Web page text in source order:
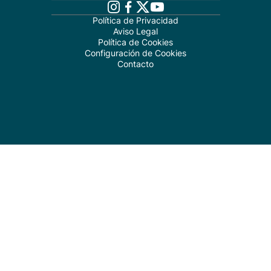
Política de Privacidad
Aviso Legal
Política de Cookies
Configuración de Cookies
Contacto